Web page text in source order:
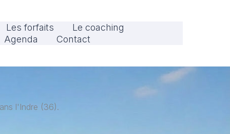
Les forfaits
Le coaching
Agenda
Contact
l'Indre (36).